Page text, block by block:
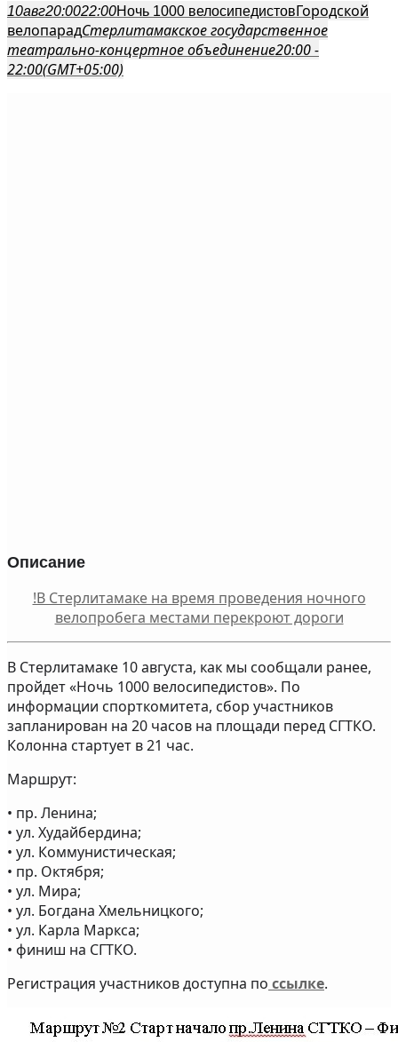
10авг20:0022:00Ночь 1000 велосипедистовГородской
велопарадСтерлитамакское государственное
театрально-концертное объединение20:00 -
22:00(GMT+05:00)
Описание
!В Стерлитамаке на время проведения ночного
велопробега местами перекроют дороги
В Стерлитамаке 10 августа, как мы сообщали ранее,
пройдет «Ночь 1000 велосипедистов». По
информации спорткомитета, сбор участников
запланирован на 20 часов на площади перед СГТКО.
Колонна стартует в 21 час.
Маршрут:
• пр. Ленина;
• ул. Худайбердина;
• ул. Коммунистическая;
• пр. Октября;
• ул. Мира;
• ул. Богдана Хмельницкого;
• ул. Карла Маркса;
• финиш на СГТКО.
Регистрация участников доступна по ссылке.